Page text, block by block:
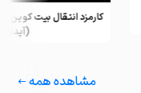
کارمزد انتقال بیت کوین
(آپدیت
مشاهده همه